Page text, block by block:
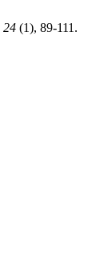
24 (1), 89-111.